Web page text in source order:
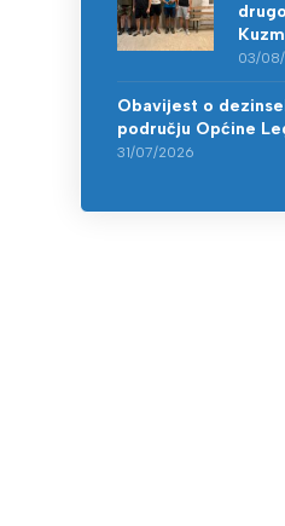
03/
Obavijest o
području Općine
31/07/2026